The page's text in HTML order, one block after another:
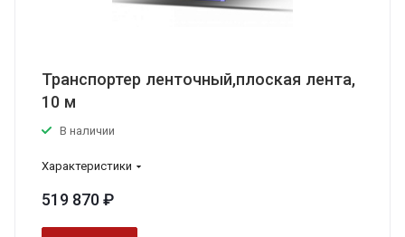
Транспортер ленточный,плоская лента,
10 м
В наличии
Характеристики
519 870 ₽